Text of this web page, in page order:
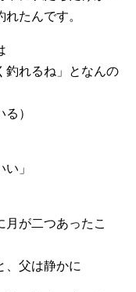
たんです。
釣れるね」となんの
）
」
月が二つあったこ
、父は静かに